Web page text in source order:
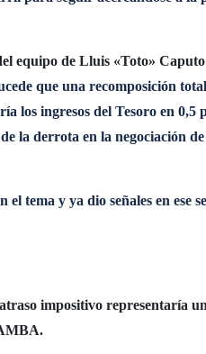
equipo de Lluis «Toto»
que una recomposición
los ingresos del Tesoro en 0,5
la derrota en la negociación
tema y ya dio señales en ese
impositivo representaría